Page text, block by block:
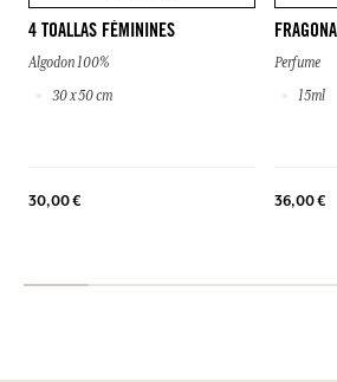
4 TOALLAS FÉMININES
Algodon 100%
30 x 50 cm
30,00 €
Perfume
15ml
36,00 €